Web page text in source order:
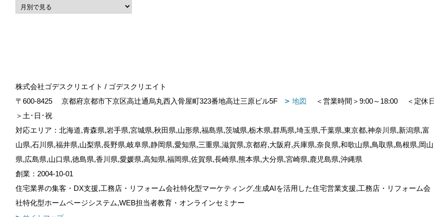
株式会社ゴデスクリエイト / ゴデスクリエイト
〒600-8425
京都府京都市下京区高辻通烏丸西入骨屋町323番地高辻三原ビル5F 地図 ＜営業時間＞9:00～18:00
＜定休
＞土･日･祝
対応エリア：北海道,青森県,岩手県,宮城県,秋田県,山形県,福島県,茨城県,栃木県,群馬県,埼玉県,千葉県,東京都,神奈川県,新潟県,富
山県,石川県,福井県,山梨県,長野県,岐阜県,静岡県,愛知県,三重県,滋賀県,京都府,大阪府,兵庫県,奈良県,和歌山県,鳥取県,島根県,岡山
県,広島県,山口県,徳島県,香川県,愛媛県,高知県,福岡県,佐賀県,長崎県,熊本県,大分県,宮崎県,鹿児島県,沖縄県
創業：2004-10-01
住宅業界の集客・DX支援,工務店・リフォーム会社特化型マーケティング,生成AIを活用した住宅営業支援,工務店・リフォーム会
社特化型ホームページシステム,WEB担当者教育・オンラインセミナー